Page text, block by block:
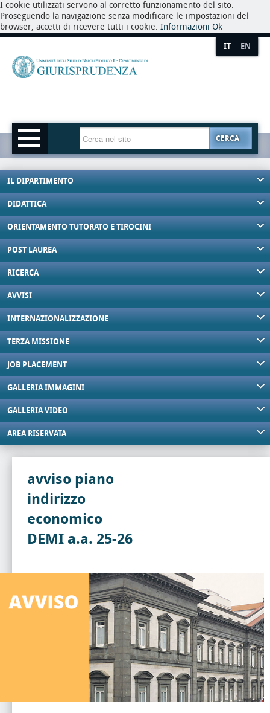
I cookie utilizzati servono al corretto funzionamento del sito.
Proseguendo la navigazione senza modificare le impostazioni del
browser, accetti di ricevere tutti i cookie. Informazioni Ok
IT EN
CERCA
IL DIPARTIMENTO
DIDATTICA
ORIENTAMENTO TUTORATO E TIROCINI
POST LAUREA
RICERCA
AVVISI
INTERNAZIONALIZZAZIONE
TERZA MISSIONE
JOB PLACEMENT
GALLERIA IMMAGINI
GALLERIA VIDEO
AREA RISERVATA
avviso piano
indirizzo
economico
DEMI a.a. 25-26